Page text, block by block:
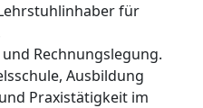
für
Rechnungslegung.
Ausbildung
Praxistätigkeit im